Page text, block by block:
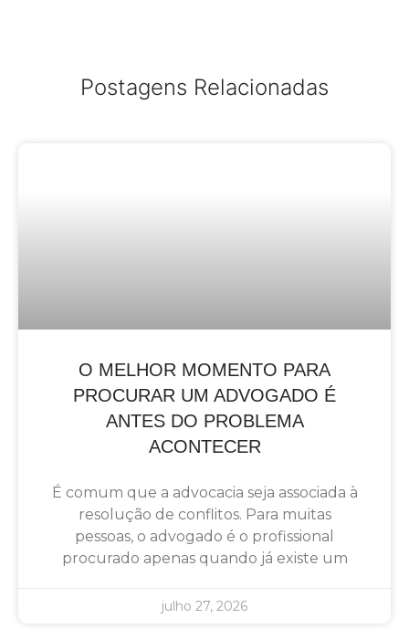
Postagens Relacionadas
O MELHOR MOMENTO PARA
PROCURAR UM ADVOGADO É
ANTES DO PROBLEMA
ACONTECER
É comum que a advocacia seja associada à
resolução de conflitos. Para muitas
pessoas, o advogado é o profissional
procurado apenas quando já existe um
julho 27, 2026